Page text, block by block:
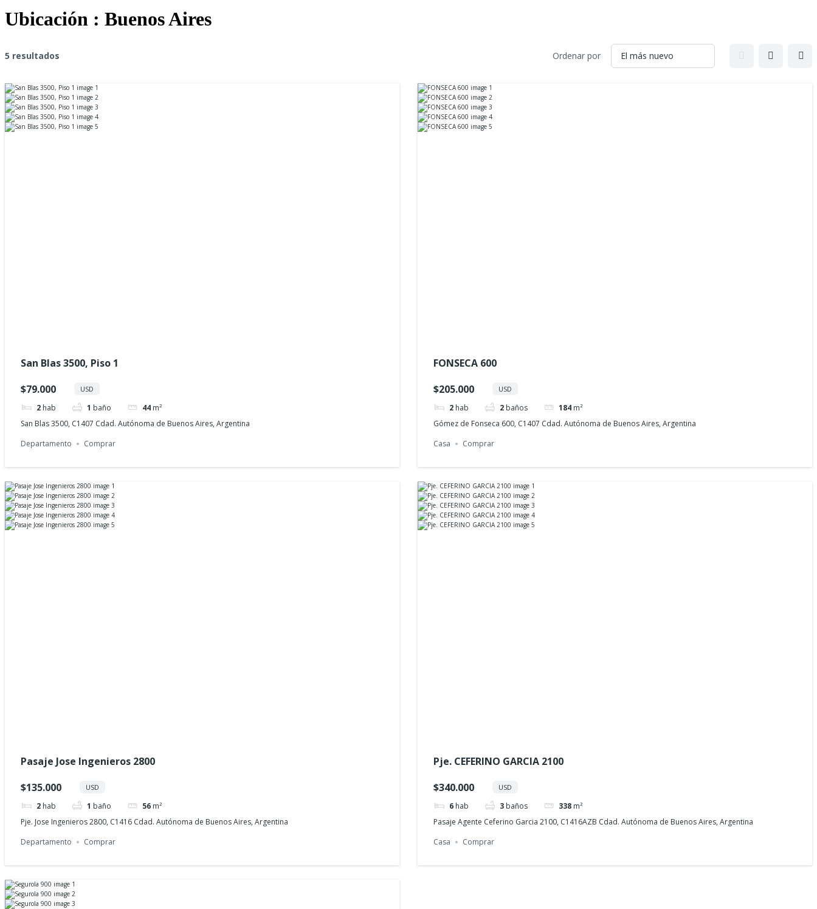
Ubicación : Buenos Aires
5 resultados Ordenar por
San Blas 3500, Piso 1
$79.000
USD
2 hab 1 baño 44 m²
San Blas 3500, C1407 Cdad. Autónoma de Buenos Aires, Argentina
Departamento
Comprar
FONSECA 600
$205.000
USD
2 hab 2 baños 184 m²
Gómez de Fonseca 600, C1407 Cdad. Autónoma de Buenos Aires, Argentina
Casa
Comprar
Pasaje Jose Ingenieros 2800
$135.000
USD
2 hab 1 baño 56 m²
Pje. Jose Ingenieros 2800, C1416 Cdad. Autónoma de Buenos Aires, Argentina
Departamento
Comprar
Pje. CEFERINO GARCIA 2100
$340.000
USD
6 hab 3 baños 338 m²
Pasaje Agente Ceferino Garcia 2100, C1416AZB Cdad. Autónoma de Buenos Aires, Argentina
Casa
Comprar